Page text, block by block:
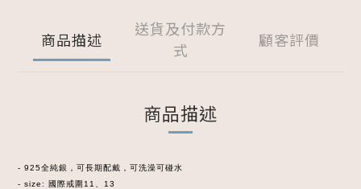
商品描述
送貨及付款方
式
顧客評價
商品描述
- 925全純銀，可長期配戴，可洗澡可碰水
- size: 國際戒圍11、13